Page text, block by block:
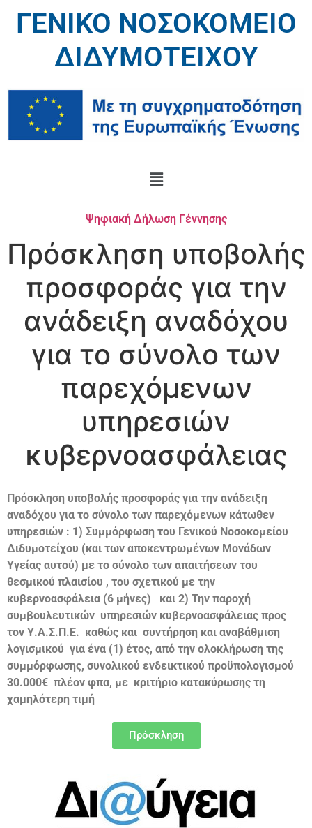
ΓΕΝΙΚΟ ΝΟΣΟΚΟΜΕΙΟ
ΔΙΔΥΜΟΤΕΙΧΟΥ
Ψηφιακή Δήλωση Γέννησης
Πρόσκληση υποβολής
προσφοράς για την
ανάδειξη αναδόχου
για το σύνολο των
παρεχόμενων
υπηρεσιών
κυβερνοασφάλειας
Πρόσκληση υποβολής προσφοράς για την ανάδειξη
αναδόχου για το σύνολο των παρεχόμενων κάτωθεν
υπηρεσιών : 1) Συμμόρφωση του Γενικού Νοσοκομείου
Διδυμοτείχου (και των αποκεντρωμένων Μονάδων
Υγείας αυτού) με το σύνολο των απαιτήσεων του
θεσμικού πλαισίου , του σχετικού με την
κυβερνοασφάλεια (6 μήνες) και 2) Την παροχή
συμβουλευτικών υπηρεσιών κυβερνοασφάλειας προς
τον Υ.Α.Σ.Π.Ε. καθώς και συντήρηση και αναβάθμιση
λογισμικού για ένα (1) έτος, από την ολοκλήρωση της
συμμόρφωσης, συνολικού ενδεικτικού προϋπολογισμού
30.000€ πλέον φπα, με κριτήριο κατακύρωσης τη
χαμηλότερη τιμή
Πρόσκληση